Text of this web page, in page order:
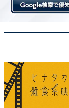
画像出典：日本テ
公式サイト